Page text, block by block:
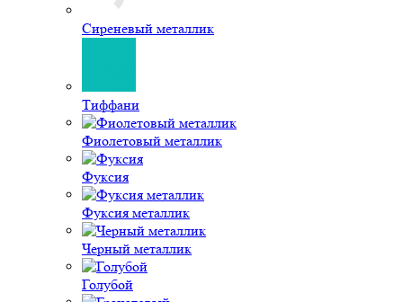
Гранатовый
Зеленый
Коралловый
Коричневый
Красный